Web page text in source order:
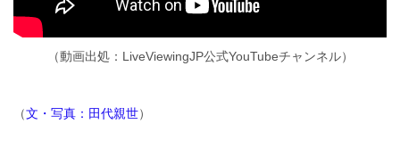
（動画出処：LiveViewingJP公式YouTubeチャンネル）
（文・写真 ：田代親世）